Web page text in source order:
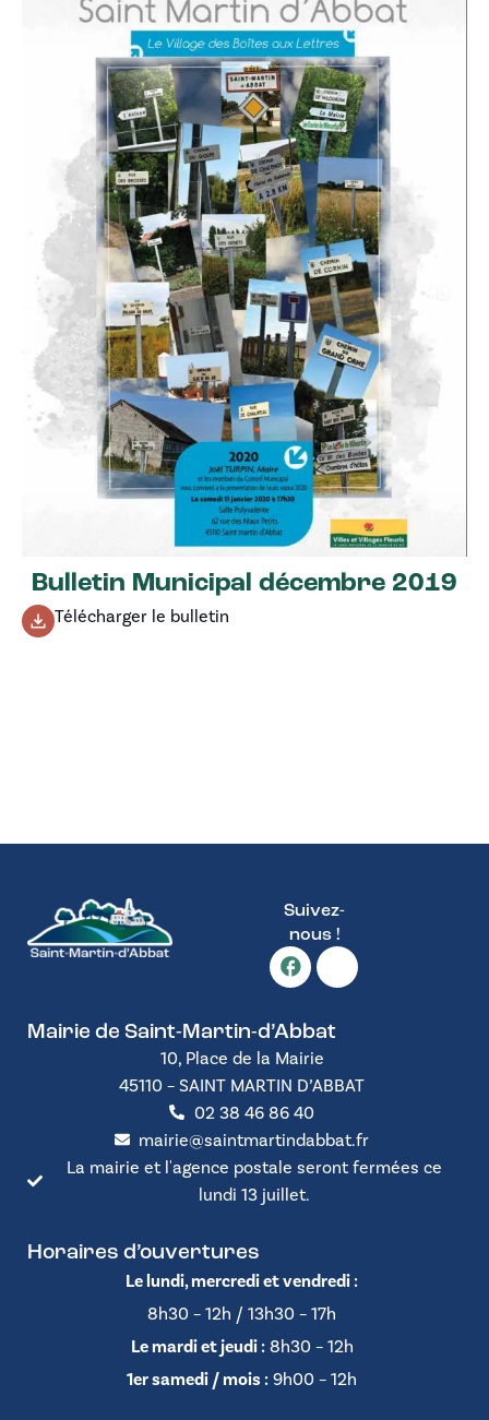
Bulletin Municipal décembre 2019
Télécharger le bulletin
Suivez-
nous !
Mairie de Saint-Martin-d’Abbat
10, Place de la Mairie
45110 – SAINT MARTIN D’ABBAT
02 38 46 86 40
mairie@saintmartindabbat.fr
La mairie et l'agence postale seront fermées ce
lundi 13 juillet.
Horaires d’ouvertures
Le lundi, mercredi et vendredi :
8h30 – 12h / 13h30 – 17h
Le mardi et jeudi :8h30 – 12h
1er samedi / mois : 9h00 – 12h